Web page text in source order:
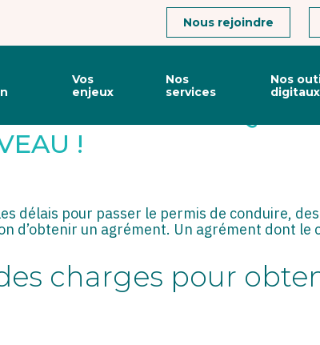
Nous rejoindre
Vos
enjeux
Nos
services
Nos
digitaux
!
délais pour passer le permis de conduire,
d’obtenir un agrément. Un agrément dont le
charges pour